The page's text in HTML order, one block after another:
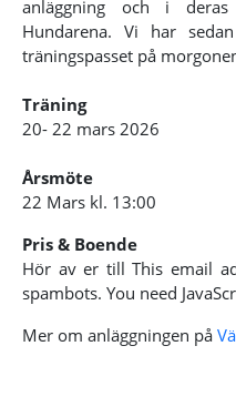
anläggning och i deras
Hundarena. Vi har
träningspasset på
Träning
20- 22 mars 2026
Årsmöte
22 Mars kl. 13:00
Pris & Boende
Hör av er tillThis email
spambots. You need
Mer om anläggningen på